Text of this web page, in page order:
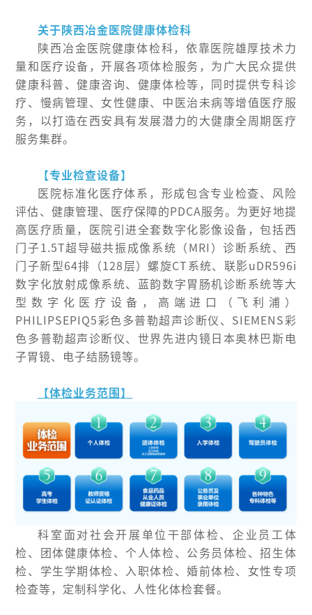
关于陕西冶金医院健康体检科
陕西冶金医院健康体检科，依靠医院雄厚技术力
量和医疗设备，开展各项体检服务，为广大民众提供
健康科普、健康咨询、健康体检等，同时提供专科诊
疗、慢病管理、女性健康、中医治未病等增值医疗服
务，以打造在西安具有发展潜力的大健康全周期医疗
服务集群。
【专业检查设备】
医院标准化医疗体系，形成包含专业检查、风险
评估、健康管理、医疗保障的PDCA服务。为更好地提
高医疗质量，医院引进全套数字化影像设备，包括西
门子1.5T超导磁共振成像系统（MRI）诊断系统、西
门子新型64排（128层）螺旋CT系统、联影uDR596i
数字化放射成像系统、蓝韵数字胃肠机诊断系统等大
型数字化医疗设备，高端进口（飞利浦）
PHILIPSEPIQ5彩色多普勒超声诊断仪、SIEMENS彩
色多普勒超声诊断仪、世界先进内镜日本奥林巴斯电
子胃镜、电子结肠镜等。
【体检业务范围】
科室面对社会开展单位干部体检、企业员工体
检、团体健康体检、个人体检、公务员体检、招生体
检、学生学期体检、入职体检、婚前体检、女性专项
检查等，定制科学化、人性化体检套餐。